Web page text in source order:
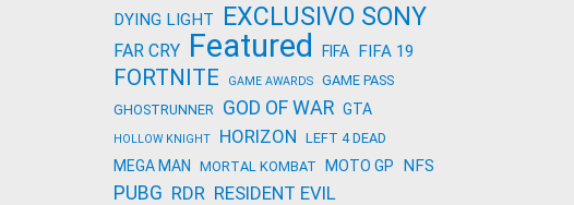
DYING LIGHT EXCLUSIVO SONY
FAR CRY Featured FIFA FIFA 19
FORTNITE GAME AWARDS
GAME PASS
GHOSTRUNNER GOD OF WAR GTA
HOLLOW KNIGHT HORIZON LEFT 4 DEAD
MEGA MAN MORTAL KOMBAT MOTO GP NFS
PUBG RDR RESIDENT EVIL